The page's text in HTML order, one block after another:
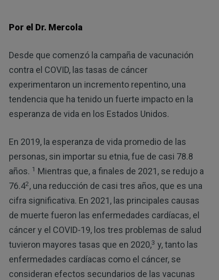
Por el Dr. Mercola
Desde que comenzó la campaña de vacunación
contra el COVID, las tasas de cáncer
experimentaron un incremento repentino, una
tendencia que ha tenido un fuerte impacto en la
esperanza de vida en los Estados Unidos.
En 2019, la esperanza de vida promedio de las
personas, sin importar su etnia, fue de casi 78.8
años. 1 Mientras que, a finales de 2021, se redujo a
76.42, una reducción de casi tres años, que es una
cifra significativa. En 2021, las principales causas
de muerte fueron las enfermedades cardíacas, el
cáncer y el COVID-19, los tres problemas de salud
tuvieron mayores tasas que en 2020,3 y, tanto las
enfermedades cardíacas como el cáncer, se
consideran efectos secundarios de las vacunas